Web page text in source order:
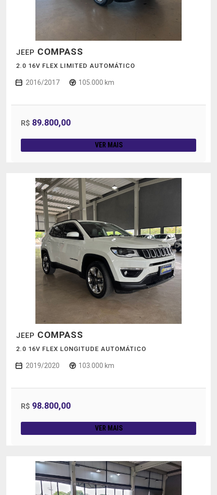
JEEP COMPASS
2.0 16V FLEX LIMITED AUTOMÁTICO
2016/2017 105.000 km
R$ 89.800,00
VER MAIS
JEEP COMPASS
2.0 16V FLEX LONGITUDE AUTOMÁTICO
2019/2020 103.000 km
R$ 98.800,00
VER MAIS